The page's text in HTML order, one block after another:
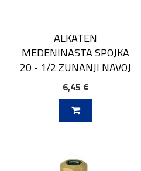
ALKATEN
MEDENINASTA SPOJKA
20 - 1/2 ZUNANJI NAVOJ
6,45 €